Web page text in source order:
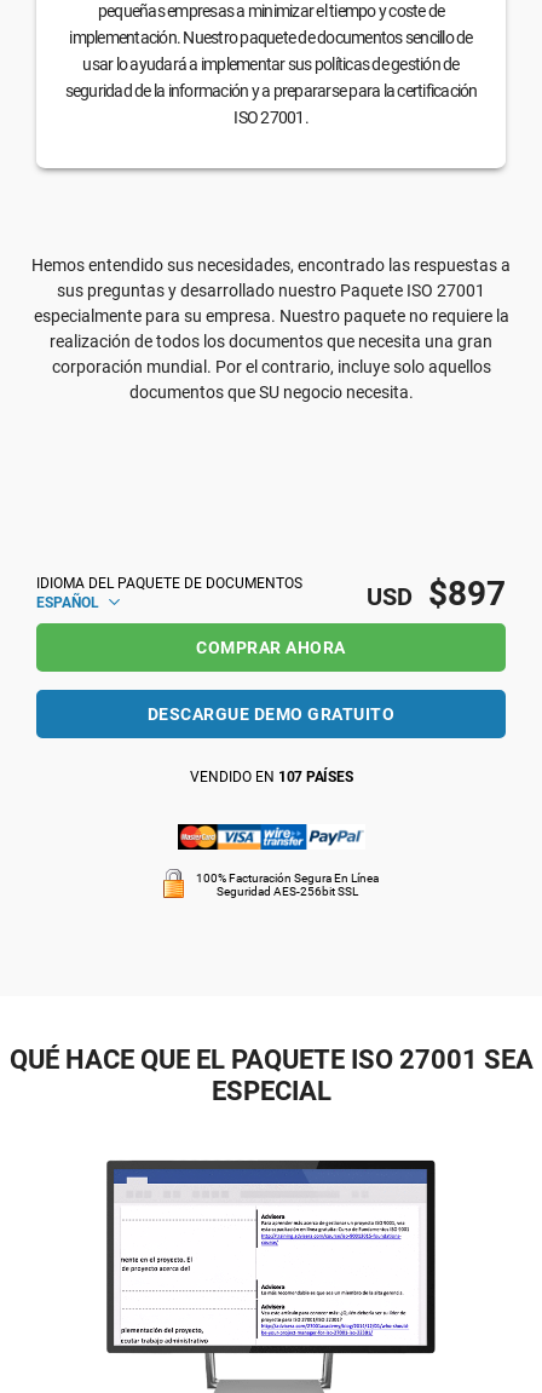
pequeñas empresas a minimizar el tiempo y coste de
implementación. Nuestro paquete de documentos sencillo de
usar lo ayudará a implementar sus políticas de gestión de
seguridad de la información y a prepararse para la certificación
ISO 27001.
Hemos entendido sus necesidades, encontrado las respuestas a
sus preguntas y desarrollado nuestro Paquete ISO 27001
especialmente para su empresa. Nuestro paquete no requiere la
realización de todos los documentos que necesita una gran
corporación mundial. Por el contrario, incluye solo aquellos
documentos que SU negocio necesita.
IDIOMA DEL PAQUETE DE DOCUMENTOS
ESPAÑOL
USD $897
COMPRAR AHORA
DESCARGUE DEMO GRATUITO
VENDIDO EN 107 PAÍSES
100% Facturación Segura En Línea
Seguridad AES-256bit SSL
QUÉ HACE QUE EL PAQUETE ISO 27001 SEA
ESPECIAL